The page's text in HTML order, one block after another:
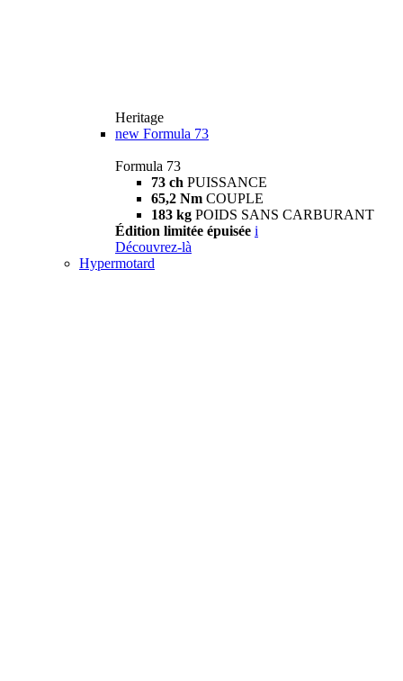
Heritage
new Formula 73
Formula 73
73 ch PUISSANCE
65,2 Nm COUPLE
183 kg POIDS SANS CARBURANT
Édition limitée épuisée i
Découvrez-là
Hypermotard